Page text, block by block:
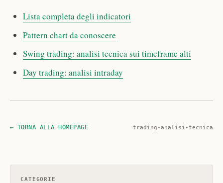
Lista completa degli indicatori
Pattern chart da conoscere
Swing trading: analisi tecnica sui timeframe alti
Day trading: analisi intraday
← TORNA ALLA HOMEPAGE trading-analisi-tecnica
CATEGORIE